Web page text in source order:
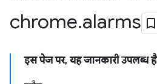
chrome.alarms
इस पेज पर, यह जानकारी उपलब्ध है